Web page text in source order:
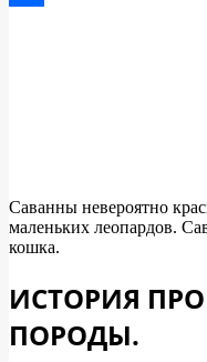
Саванны невероятно
маленьких леопардов.
кошка.
ИСТОРИЯ
ПОРОДЫ.